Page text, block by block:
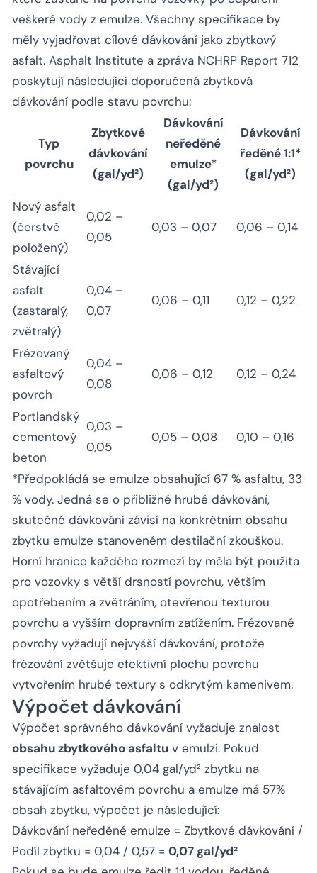
veškeré vody z emulze. Všechny specifikace by
měly vyjadřovat cílové dávkování jako zbytkový
asfalt. Asphalt Institute a zpráva NCHRP Report 712
poskytují následující doporučená zbytková
dávkování podle stavu povrchu:
Typ
povrchu
Zbytkové
dávkování
(gal/yd²)
Dávkování
neředěné
emulze*
(gal/yd²)
Dávkování
ředěné 1:1*
(gal/yd²)
Nový asfalt
(čerstvě
položený)
0,02 –
0,05
0,03 – 0,07 0,06 – 0,14
Stávající
asfalt
(zastaralý,
zvětralý)
0,04 –
0,07
0,06 – 0,11 0,12 – 0,22
Frézovaný
asfaltový
povrch
0,04 –
0,08
0,06 – 0,12 0,12 – 0,24
Portlandský
cementový
beton
0,03 –
0,05
0,05 – 0,08 0,10 – 0,16
*Předpokládá se emulze obsahující 67 % asfaltu, 33
% vody. Jedná se o přibližné hrubé dávkování,
skutečné dávkování závisí na konkrétním obsahu
zbytku emulze stanoveném destilační zkouškou.
Horní hranice každého rozmezí by měla být použita
pro vozovky s větší drsností povrchu, větším
opotřebením a zvětráním, otevřenou texturou
povrchu a vyšším dopravním zatížením. Frézované
povrchy vyžadují nejvyšší dávkování, protože
frézování zvětšuje efektivní plochu povrchu
vytvořením hrubé textury s odkrytým kamenivem.
Výpočet dávkování
Výpočet správného dávkování vyžaduje znalost
obsahu zbytkového asfaltu v emulzi. Pokud
specifikace vyžaduje 0,04 gal/yd² zbytku na
stávajícím asfaltovém povrchu a emulze má 57%
obsah zbytku, výpočet je následující:
Dávkování neředěné emulze = Zbytkové dávkování /
Podíl zbytku = 0,04 / 0,57 = 0,07 gal/yd²